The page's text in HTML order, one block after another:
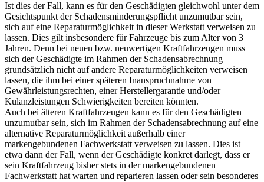
Ist dies der Fall, kann es für den Geschädigten gleichwohl unter dem
Gesichtspunkt der Schadensminderungspflicht unzumutbar sein,
sich auf eine Reparaturmöglichkeit in dieser Werkstatt verweisen zu
lassen. Dies gilt insbesondere für Fahrzeuge bis zum Alter von 3
Jahren. Denn bei neuen bzw. neuwertigen Kraftfahrzeugen muss
sich der Geschädigte im Rahmen der Schadensabrechnung
grundsätzlich nicht auf andere Reparaturmöglichkeiten verweisen
lassen, die ihm bei einer späteren Inanspruchnahme von
Gewährleistungsrechten, einer Herstellergarantie und/oder
Kulanzleistungen Schwierigkeiten bereiten könnten.
Auch bei älteren Kraftfahrzeugen kann es für den Geschädigten
unzumutbar sein, sich im Rahmen der Schadensabrechnung auf eine
alternative Reparaturmöglichkeit außerhalb einer
markengebundenen Fachwerkstatt verweisen zu lassen. Dies ist
etwa dann der Fall, wenn der Geschädigte konkret darlegt, dass er
sein Kraftfahrzeug bisher stets in der markengebundenen
Fachwerkstatt hat warten und reparieren lassen oder sein besonderes